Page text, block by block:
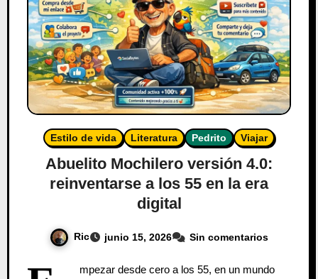
Estilo de vida Literatura Pedrito Viajar
Abuelito Mochilero versión 4.0:
reinventarse a los 55 en la era
digital
Ric junio 15, 2026 Sin comentarios
mpezar desde cero a los 55, en un mundo